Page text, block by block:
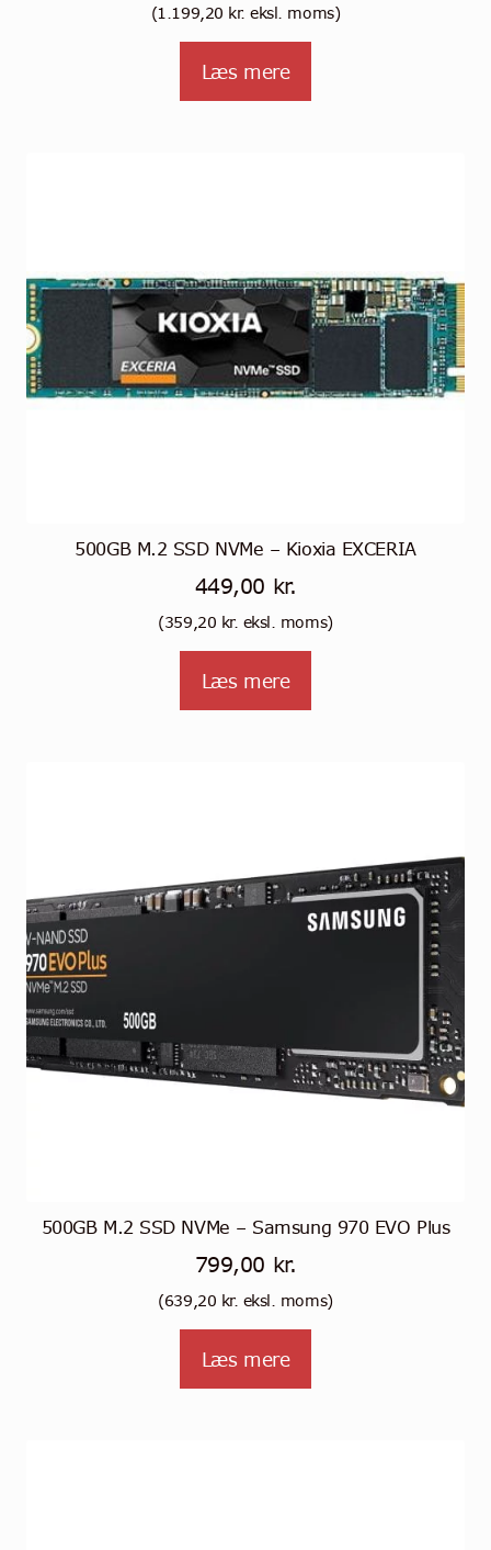
(1.199,20 kr. eksl. moms)
Læs mere
500GB M.2 SSD NVMe – Kioxia EXCERIA
449,00 kr.
(359,20 kr. eksl. moms)
Læs mere
500GB M.2 SSD NVMe – Samsung 970 EVO Plus
799,00 kr.
(639,20 kr. eksl. moms)
Læs mere